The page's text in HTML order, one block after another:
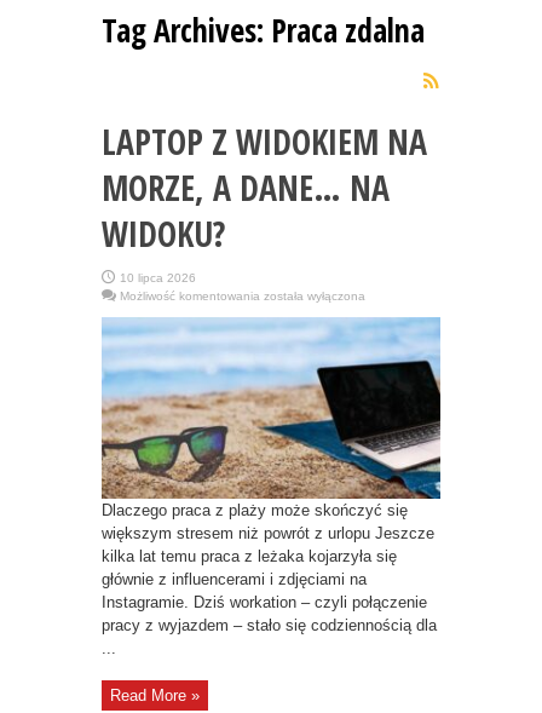
Tag Archives: Praca zdalna
LAPTOP Z WIDOKIEM NA
MORZE, A DANE… NA
WIDOKU?
10 lipca 2026
Możliwość komentowania LAPTOP
WIDOKIEM
NA
NA
WIDOKU?
została wyłączona
Dlaczego praca z plaży może skończyć się
większym stresem niż powrót z urlopu Jeszcze
kilka lat temu praca z leżaka kojarzyła się
głównie z influencerami i zdjęciami na
Instagramie. Dziś workation – czyli połączenie
pracy z wyjazdem – stało się codziennością dla
Read More »